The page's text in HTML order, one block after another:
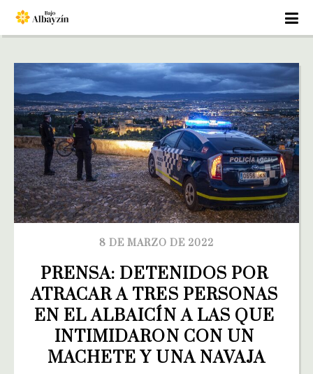
8 DE MARZO DE 2022
PRENSA: DETENIDOS POR
ATRACAR A TRES PERSONAS
EN EL ALBAICÍN A LAS QUE
INTIMIDARON CON UN
MACHETE Y UNA NAVAJA